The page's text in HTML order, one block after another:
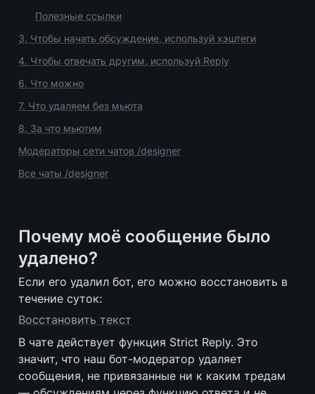
Полезные ссылки
3. Чтобы начать обсуждение, используй хэштеги
4. Чтобы отвечать другим, используй Reply
6. Что можно
7. Что удаляем без мьюта
8. За что мьютим
Модераторы сети чатов /designer
Все чаты /designer
Почему моё сообщение было
удалено?
Если его удалил бот, его можно восстановить в
течение суток:
Восстановить текст
В чате действует функция Strict Reply. Это
значит, что наш бот-модератор удаляет
сообщения, не привязанные ни к каким тредам